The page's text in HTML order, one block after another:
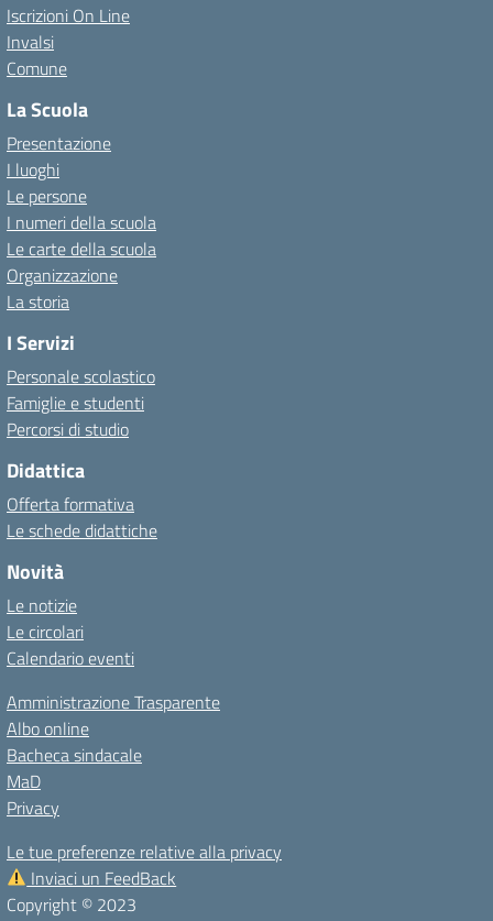
Iscrizioni On Line
Invalsi
Comune
La Scuola
Presentazione
I luoghi
Le persone
I numeri della scuola
Le carte della scuola
Organizzazione
La storia
I Servizi
Personale scolastico
Famiglie e studenti
Percorsi di studio
Didattica
Offerta formativa
Le schede didattiche
Novità
Le notizie
Le circolari
Calendario eventi
Amministrazione Trasparente
Albo online
Bacheca sindacale
MaD
Privacy
Le tue preferenze relative alla privacy
Inviaci un FeedBack
Copyright © 2023